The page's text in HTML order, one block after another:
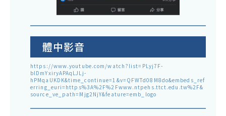
體中影音
https://www.youtube.com/watch?list=PLyj7F-
blDmYxiryAPAqLJLj-
hPMqaUKDK&time_continue=1&v=QFWTd08M8do&embeds_ref
erring_euri=https%3A%2F%2Fwww.ntpehs.ttct.edu.tw%2F&
source_ve_path=Mjg2NjY&feature=emb_logo